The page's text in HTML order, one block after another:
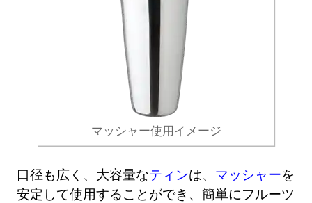
マッシャー使用イメージ
口径も広く、大容量なティンは、 マッシャーを
安定して使用することができ、簡単にフルーツ